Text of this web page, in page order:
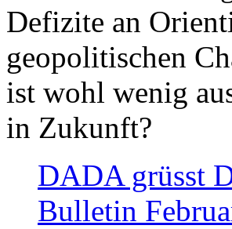
Defizite an
geopolitischen
ist wohl wenig
in Zukunft?
DADA grüsst
Bulletin